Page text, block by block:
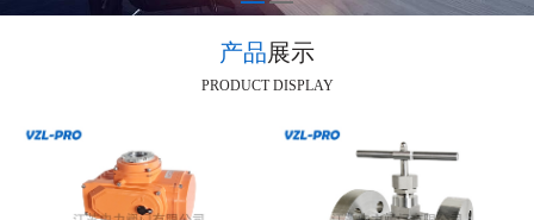
产品展示
PRODUCT DISPLAY